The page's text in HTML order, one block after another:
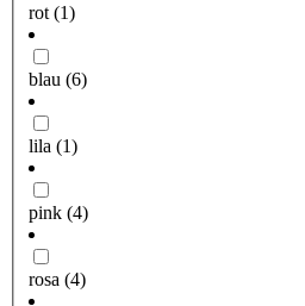
rot (1)
blau (6)
lila (1)
pink (4)
rosa (4)